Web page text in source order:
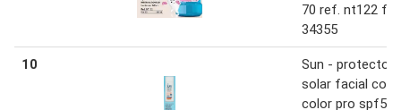
70 ref. nt122
34355
10
Sun - protector
solar facial con
color pro spf50